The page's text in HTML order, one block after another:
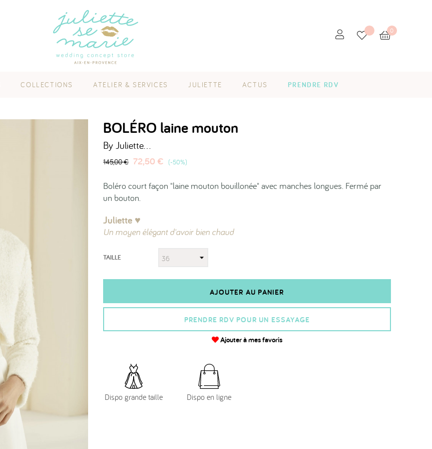
0
COLLECTIONS ATELIER & SERVICES JULIETTE ACTUS PRENDRE RDV
BOLÉRO laine mouton
By Juliette...
145,00 € 72,50 € -50%
Boléro court façon "laine mouton bouillonée" avec manches longues. Fermé par
un bouton.
Juliette ♥︎
Un moyen élégant d'avoir bien chaud
TAILLE
AJOUTER AU PANIER
PRENDRE RDV POUR UN ESSAYAGE
Ajouter à mes favoris
Dispo grande taille Dispo en ligne